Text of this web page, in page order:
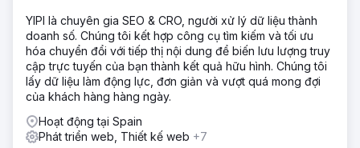
YIPI là chuyên gia SEO & CRO, người xử lý dữ liệu thành
doanh số. Chúng tôi kết hợp công cụ tìm kiếm và tối ưu
hóa chuyển đổi với tiếp thị nội dung để biến lưu lượng truy
cập trực tuyến của bạn thành kết quả hữu hình. Chúng tôi
lấy dữ liệu làm động lực, đơn giản và vượt quá mong đợi
của khách hàng hàng ngày.
Hoạt động tại Spain
Phát triển web, Thiết kế web +7